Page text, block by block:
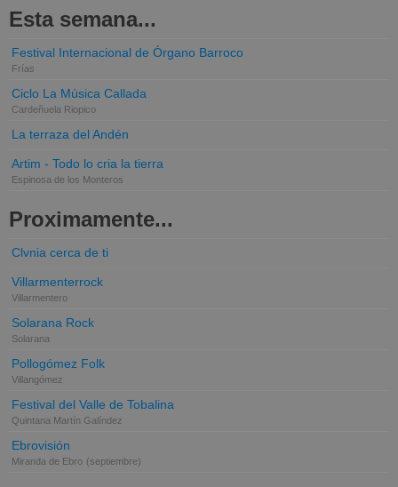
Esta semana...
Festival Internacional de Órgano Barroco
Frías
Ciclo La Música Callada
Cardeñuela Riopico
La terraza del Andén
Artim - Todo lo cria la tierra
Espinosa de los Monteros
Proximamente...
Clvnia cerca de ti
Villarmenterrock
Villarmentero
Solarana Rock
Solarana
Pollogómez Folk
Villangómez
Festival del Valle de Tobalina
Quintana Martín Galíndez
Ebrovisión
Miranda de Ebro (septiembre)